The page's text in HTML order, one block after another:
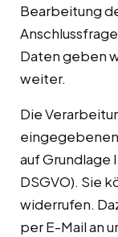
Bearbeitung
Daten geben
weiter.
Die
auf Grundlage
DSGVO). Sie
widerrufen.
per E-Mail an